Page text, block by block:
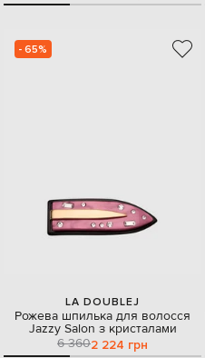
- 65%
LA DOUBLEJ
Рожева шпилька для волосся
Jazzy Salon з кристалами
6 3602 224 грн